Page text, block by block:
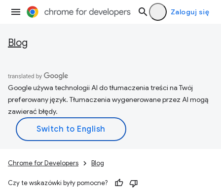
Zaloguj się
Blog
Google używa technologii AI do tłumaczenia treści na Twój
preferowany język. Tłumaczenia wygenerowane przez AI mogą
zawierać błędy.
Chrome for Developers Blog
Czy te wskazówki były pomocne?